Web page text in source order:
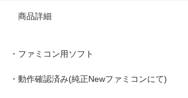
商品詳細
・ファミコン用ソフト
・動作確認済み(純正Newファミコンにて)